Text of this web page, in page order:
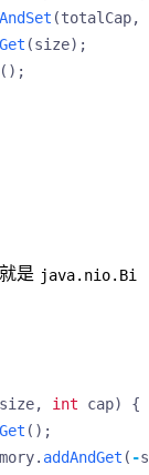
(totalCap,
(size);
();
是 java.nio.Bi
size, int cap)
{
();
. addAndGet ( -